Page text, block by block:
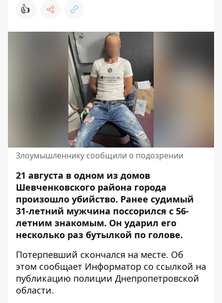
👍
Злоумышленнику сообщили о подозрении
21 августа в одном из домов
Шевченковского района города
произошло убийство. Ранее судимый
31-летний мужчина поссорился с 56-
летним знакомым. Он ударил его
несколько раз бутылкой по голове.
Потерпевший скончался на месте. Об
этом сообщает Информатор со ссылкой на
публикацию полиции Днепропетровской
области.